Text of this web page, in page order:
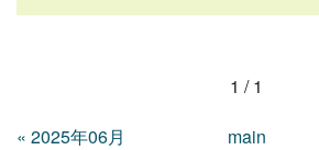
1 / 1
« 2025年06月 main